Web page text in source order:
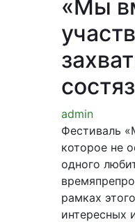
«Мы
admin
Фестиваль
которое не
одного
рамках
интересных